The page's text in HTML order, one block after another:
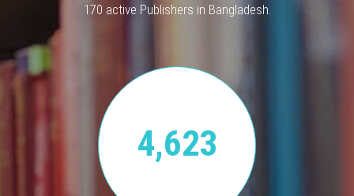
170 active Publishers in Bangladesh.
4,623